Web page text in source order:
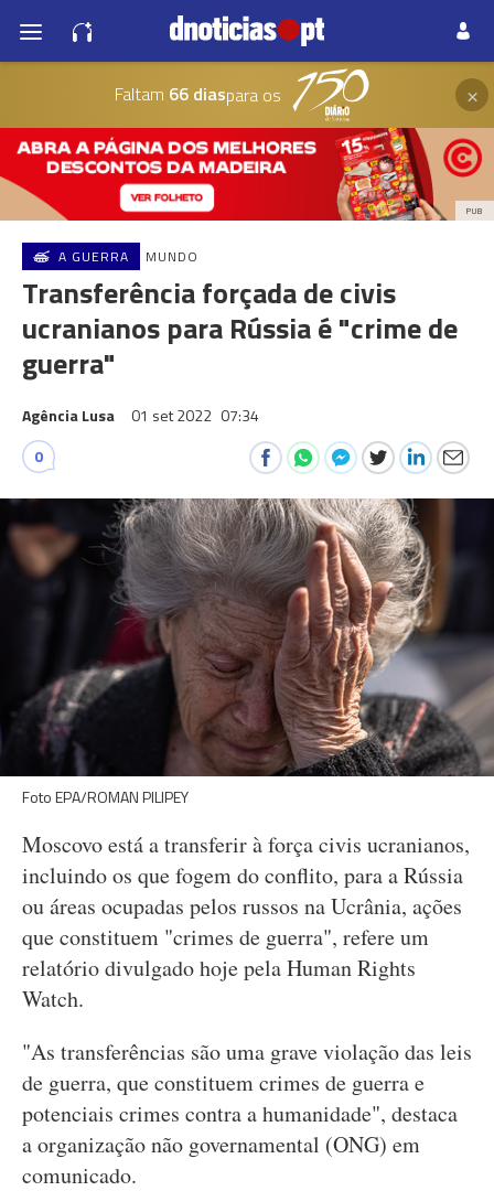
Faltam 66 diaspara os ×
PUB
A GUERRA MUNDO
Transferência forçada de civis
ucranianos para Rússia é "crime de
guerra"
Agência Lusa 01 set 2022 07:34
0
Foto EPA/ROMAN PILIPEY
Moscovo está a transferir à força civis ucranianos,
incluindo os que fogem do conflito, para a Rússia
ou áreas ocupadas pelos russos na Ucrânia, ações
que constituem "crimes de guerra", refere um
relatório divulgado hoje pela Human Rights
Watch.
"As transferências são uma grave violação das leis
de guerra, que constituem crimes de guerra e
potenciais crimes contra a humanidade", destaca
a organização não governamental (ONG) em
comunicado.